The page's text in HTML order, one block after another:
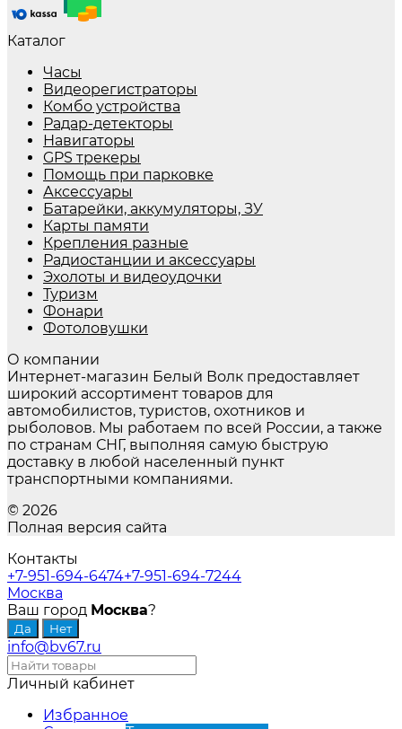
Каталог
Часы
Видеорегистраторы
Комбо устройства
Радар-детекторы
Навигаторы
GPS трекеры
Помощь при парковке
Аксессуары
Батарейки, аккумуляторы, ЗУ
Карты памяти
Крепления разные
Радиостанции и аксессуары
Эхолоты и видеоудочки
Туризм
Фонари
Фотоловушки
О компании
Интернет-магазин Белый Волк предоставляет
широкий ассортимент товаров для
автомобилистов, туристов, охотников и
рыболовов. Мы работаем по всей России, а также
по странам СНГ, выполняя самую быструю
доставку в любой населенный пункт
транспортными компаниями.
© 2026
Полная версия сайта
Контакты
+7-951-694-6474+7-951-694-7244
Москва
Ваш город Москва?
info@bv67.ru
Личный кабинет
Избранное